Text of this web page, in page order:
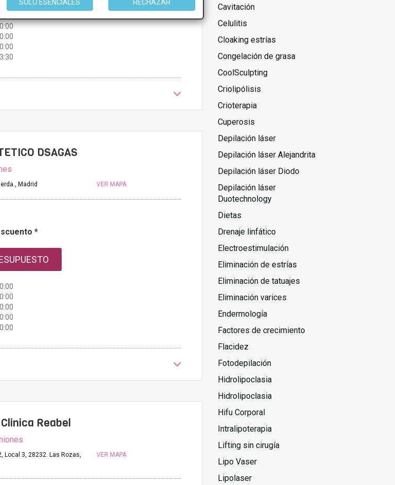
SOLO ESENCIALES RECHAZAR
DSAGAS
Madrid VER MAPA
*
Reabel
Local 3, 28232. Las Rozas,
VER MAPA
Cavitación
Celulitis
Cloaking estrías
Congelación de grasa
CoolSculpting
Criolipólisis
Crioterapia
Cuperosis
Depilación láser
Depilación láser Alejandrita
Depilación láser Diodo
Depilación láser
Duotechnology
Dietas
Drenaje linfático
Electroestimulación
Eliminación de estrías
Eliminación de tatuajes
Eliminación varices
Endermología
Factores de crecimiento
Flacidez
Fotodepilación
Hidrolipoclasia
Hidrolipoclasia
Hifu Corporal
Intralipoterapia
Lifting sin cirugía
Lipo Vaser
Lipolaser